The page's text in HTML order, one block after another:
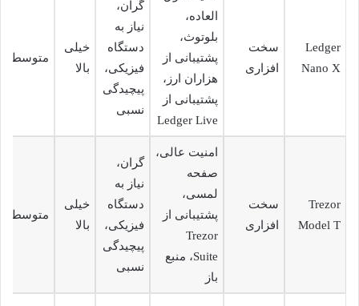
Ledger
Nano X
سخت
افزاری
العاده،
بلوتوث،
پشتیبانی از
هزاران ارز،
پشتیبانی از
Ledger Live
گران،
نیاز به
دستگاه
فیزیکی،
پیچیدگی
نسبی
خیلی
بالا
متوسط
Trezor
Model T
سخت
افزاری
امنیت عالی،
صفحه
لمسی،
پشتیبانی از
Trezor
Suite، منبع
باز
گران،
نیاز به
دستگاه
فیزیکی،
پیچیدگی
نسبی
خیلی
بالا
متوسط